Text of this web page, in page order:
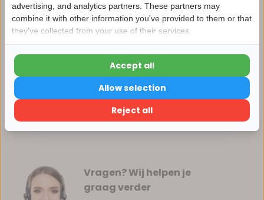
Specificaties
Reviews
Delen
Vragen? Wij helpen je
graag verder
Nu 15% korting
15korting
15% korting
Verder winkelen
advertising, and analytics partners. These partners may
combine it with other information you've provided to them or that
they've collected from your use of their services.
Reject all
Allow selection
Accept all